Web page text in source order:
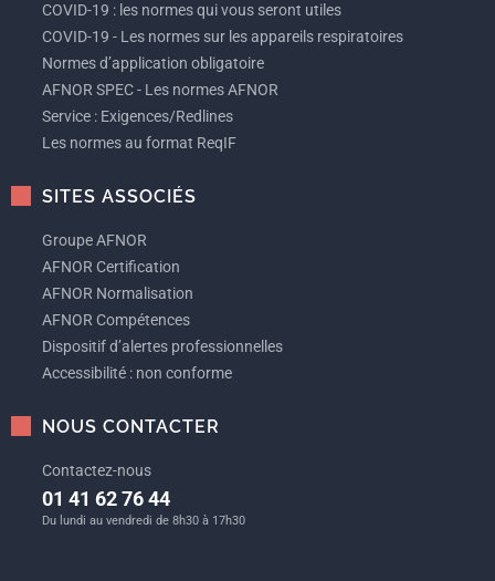
COVID-19 : les normes qui vous seront utiles
COVID-19 - Les normes sur les appareils respiratoires
Normes d’application obligatoire
AFNOR SPEC - Les normes AFNOR
Service : Exigences/Redlines
Les normes au format ReqIF
SITES ASSOCIÉS
Groupe AFNOR
AFNOR Certification
AFNOR Normalisation
AFNOR Compétences
Dispositif d’alertes professionnelles
Accessibilité : non conforme
NOUS CONTACTER
Contactez-nous
01 41 62 76 44
Du lundi au vendredi de 8h30 à 17h30